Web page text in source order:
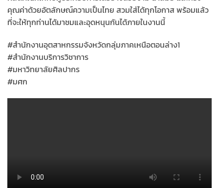
คุณค่าด้วยอัตลักษณ์ความเป็นไทย สวมใส่ได้ทุกโอกาส พร้อมแล้ว
ที่จะให้ทุกท่านได้มาชมและอุดหนุนกันได้ภายในงานนี้
#สำนักงานอุตสาหกรรมจังหวัดกลุ่มภาคเหนือตอนล่าง1
#สำนักงานบริการวิชาการ
#มหาวิทยาลัยศิลปากร
#มศก